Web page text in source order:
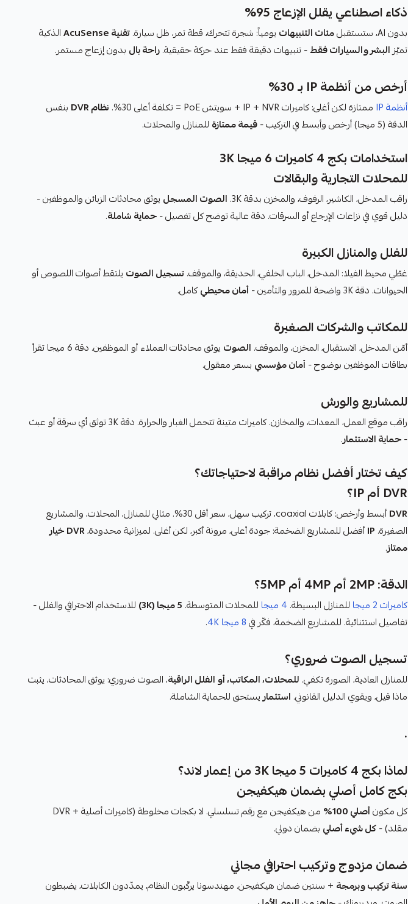
ذكاء اصطناعي يقلل الإزعاج 95%
بدون AI، ستستقبل مئات التنبيهات يومياً: شجرة تتحرك، قطة تمر، ظل سيارة.تقنية AcuSense
الذكية
تميّزالبشر والسيارات فقط- تنبيهات دقيقة فقط عند حركة حقيقية.راحة بال بدون إزعاج مستمر.
أرخص من أنظمة IP بـ 30%
أنظمة IP ممتازة لكن أغلى: كاميرات IP + NVR + سويتش PoE = تكلفة أعلى 30%. نظام DVR
بنفس
الدقة (5 ميجا) أرخص وأبسط في التركيب -
قيمة ممتازة للمنازل والمحلات.
استخدامات بكج 4 كاميرات 6 ميجا 3K
للمحلات التجارية والبقالات
راقب المدخل، الكاشير، الرفوف، والمخزن بدقة 3K. الصوت المسجل يوثق محادثات الزبائن والموظفين -
دليل قوي في نزاعات الإرجاع أو السرقات. دقة عالية توضح كل تفصيل -حماية شاملة.
للفلل والمنازل الكبيرة
غطّي محيط الفيلا: المدخل، الباب الخلفي، الحديقة، والموقف.تسجيل الصوت يلتقط أصوات اللصوص أو
الحيوانات. دقة 3K واضحة للمرور والتأمين -
أمان محيطيكامل.
للمكاتب والشركات الصغيرة
أمّن المدخل، الاستقبال، المخزن، والموقف. الصوت
يوثق محادثات العملاء أو الموظفين. دقة 6 ميجا تقرأ
بطاقات الموظفين بوضوح -أمان مؤسسي بسعر معقول.
للمشاريع والورش
راقب موقع العمل، المعدات، والمخازن. كاميرات متينة تتحمل الغبار والحرارة. دقة 3K توثق أي سرقة أو عبث
-حماية الاستثمار.
كيف تختار أفضل نظام مراقبة لاحتياجاتك؟
DVR أم IP؟
DVR
أبسط وأرخص: كابلات coaxial، تركيب سهل، سعر أقل 30%. مثالي للمنازل، المحلات، والمشاريع
الصغيرة. IPأفضل للمشاريع الضخمة: جودة أعلى، مرونة أكبر، لكن أغلى. لميزانية محدودة،
DVR خيار
ممتاز.
الدقة: 2MP أم 4MP أم 5MP؟
كاميرات 2 ميجا للمنازل البسيطة. 4 ميجا للمحلات المتوسطة. 5 ميجا (3K)
للاستخدام الاحترافي والفلل -
تفاصيل استثنائية. للمشاريع الضخمة، فكّر في8 ميجا 4K .
تسجيل الصوت ضروري؟
للمنازل العادية، الصورة تكفي. للمحلات، المكاتب، أو الفلل الراقية، الصوت ضروري: يوثق المحادثات، يثبت
ماذا قيل، ويقوي الدليل القانوني. استثماريستحق للحماية الشاملة.
.
لماذا بكج 4 كاميرات 5 ميجا 3K من إعمار لاند؟
بكج كامل أصلي بضمان هيكفيجن
كل مكونأصلي 100%
من هيكفيجن مع رقم تسلسلي. لا بكجات مخلوطة (كاميرات أصلية + DVR
مقلد) -كل شيء أصلي بضمان دولي.
ضمان مزدوج وتركيب احترافي مجاني
سنة تركيب وبرمجة + سنتين ضمان هيكفيجن. مهندسونا يركّبون النظام، يمدّدون الكابلات، يضبطون